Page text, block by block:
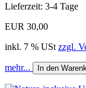
Lieferzeit: 3-4 Tage
EUR 30,00
inkl. 7 % USt zzgl.
mehr... In den